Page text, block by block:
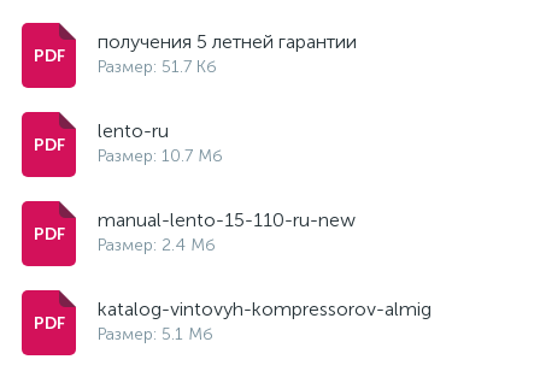
получения 5 летней гарантии
Размер: 51.7 Кб
lento-ru
Размер: 10.7 Мб
manual-lento-15-110-ru-new
Размер: 2.4 Мб
katalog-vintovyh-kompressorov-almig
Размер: 5.1 Мб